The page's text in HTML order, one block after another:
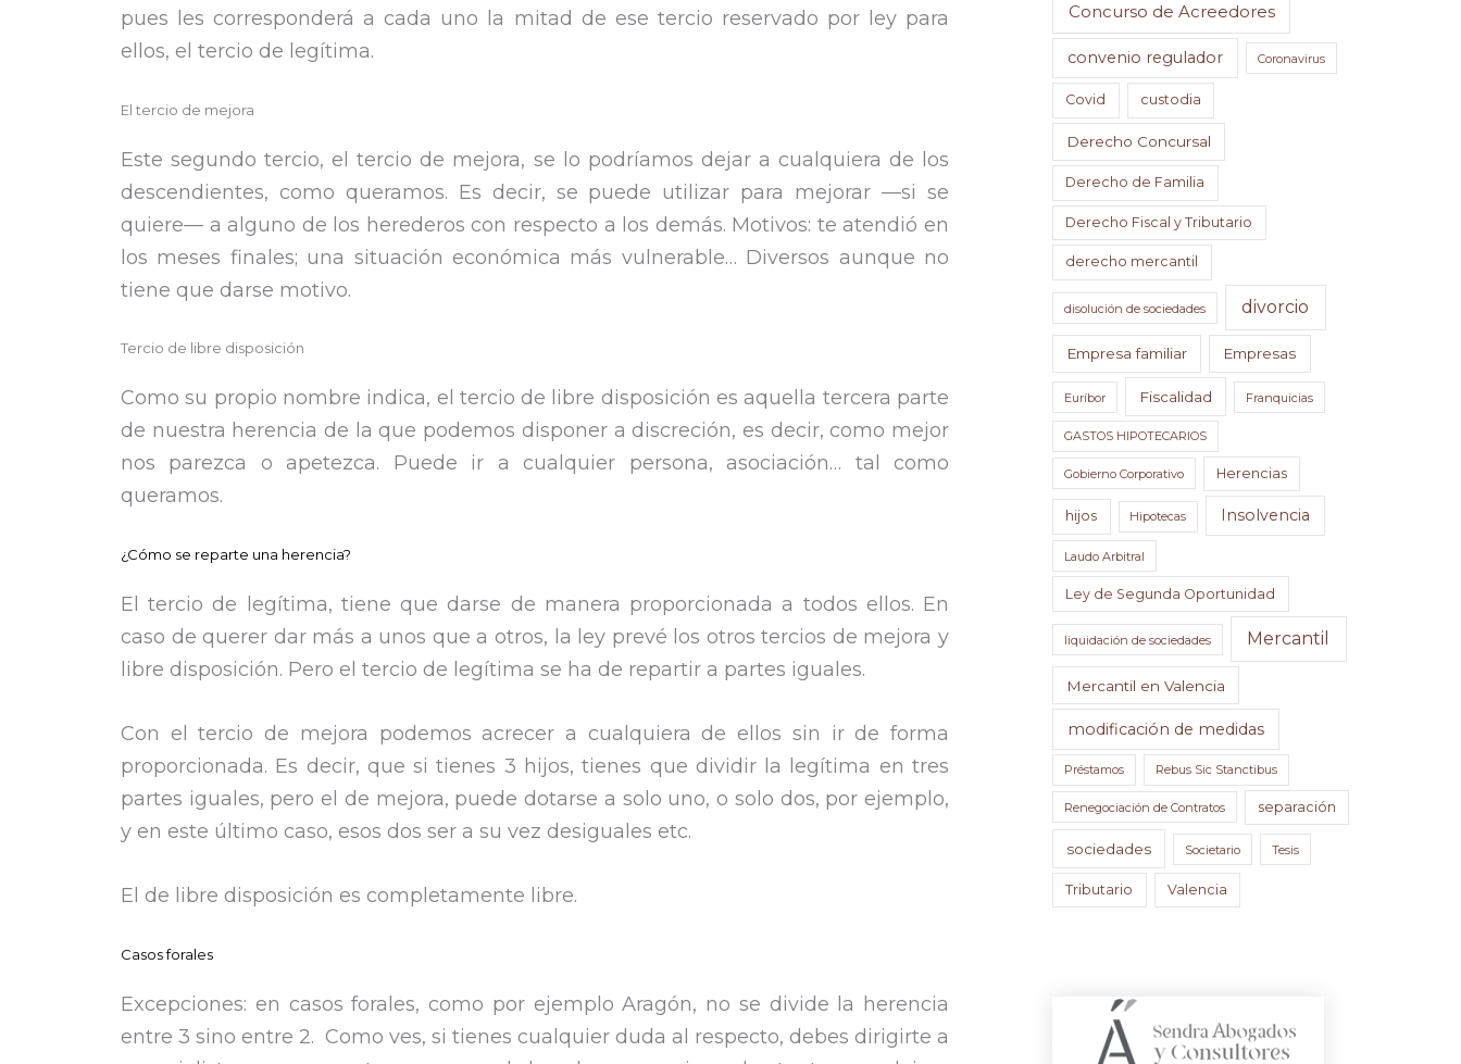
pues les corresponderá a cada uno la mitad de ese tercio reservado por ley para
ellos, el tercio de legítima.
El tercio de mejora
Este segundo tercio, el tercio de mejora, se lo podríamos dejar a cualquiera de los
descendientes, como queramos. Es decir, se puede utilizar para mejorar —si se
quiere— a alguno de los herederos con respecto a los demás. Motivos: te atendió en
los meses finales; una situación económica más vulnerable… Diversos aunque no
tiene que darse motivo.
Tercio de libre disposición
Como su propio nombre indica, el tercio de libre disposición es aquella tercera parte
de nuestra herencia de la que podemos disponer a discreción, es decir, como mejor
nos parezca o apetezca. Puede ir a cualquier persona, asociación… tal como
queramos.
¿Cómo se reparte una herencia?
El tercio de legítima, tiene que darse de manera proporcionada a todos ellos. En
caso de querer dar más a unos que a otros, la ley prevé los otros tercios de mejora y
libre disposición. Pero el tercio de legítima se ha de repartir a partes iguales.
Con el tercio de mejora podemos acrecer a cualquiera de ellos sin ir de forma
proporcionada. Es decir, que si tienes 3 hijos, tienes que dividir la legítima en tres
partes iguales, pero el de mejora, puede dotarse a solo uno, o solo dos, por ejemplo,
y en este último caso, esos dos ser a su vez desiguales etc.
El de libre disposición es completamente libre.
Casos forales
Excepciones: en casos forales, como por ejemplo Aragón, no se divide la herencia
entre 3 sino entre 2. Como ves, si tienes cualquier duda al respecto, debes dirigirte a
Concurso de Acreedores
convenio regulador Coronavirus
Covid custodia
Derecho Concursal
Derecho de Familia
Derecho Fiscal y Tributario
derecho mercantil
disolución de sociedades divorcio
Empresa familiar Empresas
Euríbor Fiscalidad Franquicias
GASTOS HIPOTECARIOS
Gobierno Corporativo Herencias
hijos Hipotecas Insolvencia
Laudo Arbitral
Ley de Segunda Oportunidad
liquidación de sociedades Mercantil
Mercantil en Valencia
modificación de medidas
Préstamos Rebus Sic Stanctibus
Renegociación de Contratos separación
sociedades Societario Tesis
Tributario Valencia